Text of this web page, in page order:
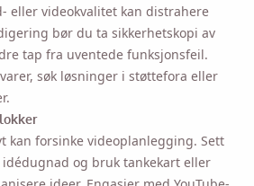
eller videokvalitet kan distrahere
bør du ta sikkerhetskopi av
tap fra uventede funksjonsfeil.
søk løsninger i støttefora eller
kan forsinke videoplanlegging. Sett
og bruk tankekart eller